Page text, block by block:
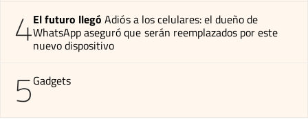
4El futuro llegó Adiós a los celulares: el dueño de
WhatsApp aseguró que serán reemplazados por este
nuevo dispositivo
5Gadgets